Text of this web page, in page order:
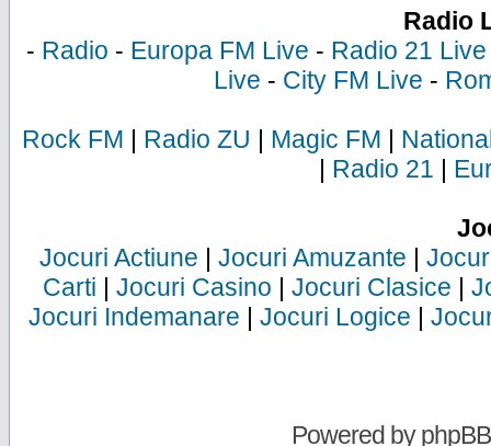
Radio
- Radio - Europa FM Live - Radio 21 Live
Live - City FM Live -
Rock FM | Radio ZU | Magic FM |
| Radio 21 |
Jocuri Actiune | Jocuri Amuzante |
Carti | Jocuri Casino | Jocuri Clasice |
Jocuri Indemanare | Jocuri Logice |
Powered byphpBB